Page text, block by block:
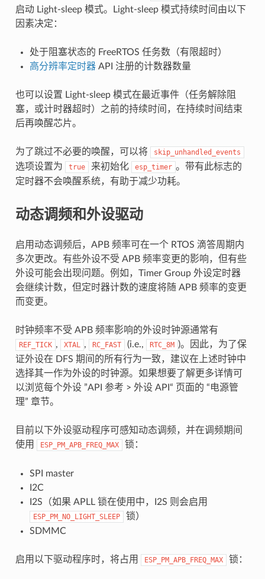
启动 Light-sleep 模式。Light-sleep 模式持续时间由以下
因素决定：
处于阻塞状态的 FreeRTOS 任务数（有限超时）
高分辨率定时器API 注册的计数器数量
也可以设置 Light-sleep 模式在最近事件（任务解除阻
塞，或计时器超时）之前的持续时间，在持续时间结束
后再唤醒芯片。
为了跳过不必要的唤醒，可以将 skip_unhandled_events
选项设置为 true 来初始化 esp_timer 。带有此标志的
定时器不会唤醒系统，有助于减少功耗。
动态调频和外设驱动
启用动态调频后，APB 频率可在一个 RTOS 滴答周期内
多次更改。有些外设不受 APB 频率变更的影响，但有些
外设可能会出现问题。例如，Timer Group 外设定时器
会继续计数，但定时器计数的速度将随 APB 频率的变更
而变更。
时钟频率不受 APB 频率影响的外设时钟源通常有
REF_TICK , XTAL , RC_FAST (i.e., RTC_8M )。因此，为了保
证外设在 DFS 期间的所有行为一致，建议在上述时钟中
选择其一作为外设的时钟源。如果想要了解更多详情可
以浏览每个外设 ”API 参考 > 外设 API“ 页面的 “电源管
理” 章节。
目前以下外设驱动程序可感知动态调频，并在调频期间
使用
ESP_PM_APB_FREQ_MAX 锁：
SPI master
I2C
I2S（如果 APLL 锁在使用中，I2S 则会启用
ESP_PM_NO_LIGHT_SLEEP
锁）
SDMMC
启用以下驱动程序时，将占用 ESP_PM_APB_FREQ_MAX 锁：